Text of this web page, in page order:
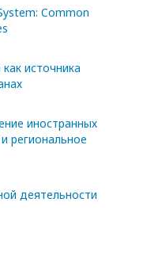
Common
источника
иностранных
региональное
деятельности